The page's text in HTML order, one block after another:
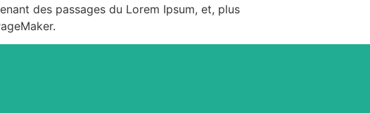
des passages du Lorem Ipsum, et, plus